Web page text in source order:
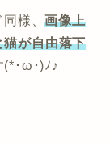
同様、画像上
猫が自由落下
(*･ω･)ﾉ♪